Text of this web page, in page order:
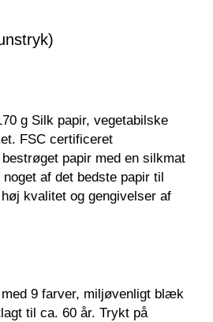
g Silk papir, vegetabilske
FSC certificeret
papir med en silkmat
af det bedste papir til
kvalitet og gengivelser af
9 farver, miljøvenligt blæk
til ca. 60 år. Trykt på